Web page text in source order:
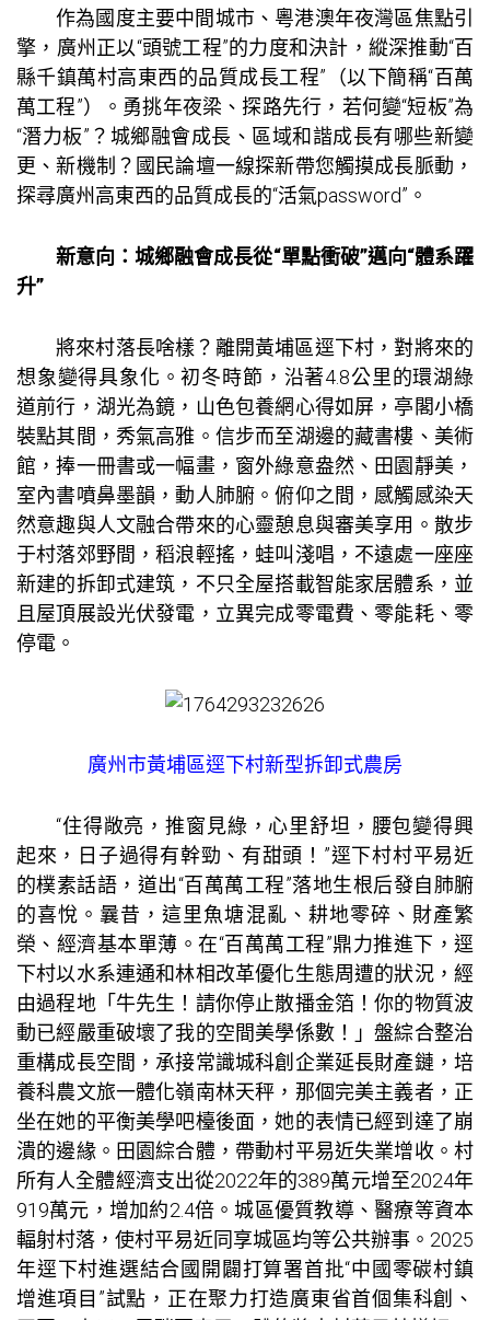
作為國度主要中間城市、粵港澳年夜灣區焦點引
擎，廣州正以“頭號工程”的力度和決計，縱深推動“百
縣千鎮萬村高東西的品質成長工程”（以下簡稱“百萬
萬工程”）。勇挑年夜梁、探路先行，若何變“短板”為
“潛力板”？城鄉融會成長、區域和諧成長有哪些新變
更、新機制？國民論壇一線探新帶您觸摸成長脈動，
探尋廣州高東西的品質成長的“活氣password”。
新意向：城鄉融會成長從“單點衝破”邁向“體系躍
升”
將來村落長啥樣？離開黃埔區逕下村，對將來的
想象變得具象化。初冬時節，沿著4.8公里的環湖綠
道前行，湖光為鏡，山色包養網心得如屏，亭閣小橋
裝點其間，秀氣高雅。信步而至湖邊的藏書樓、美術
館，捧一冊書或一幅畫，窗外綠意盎然、田園靜美，
室內書噴鼻墨韻，動人肺腑。俯仰之間，感觸感染天
然意趣與人文融合帶來的心靈憩息與審美享用。散步
于村落郊野間，稻浪輕搖，蛙叫淺唱，不遠處一座座
新建的拆卸式建筑，不只全屋搭載智能家居體系，並
且屋頂展設光伏發電，立異完成零電費、零能耗、零
停電。
廣州市黃埔區逕下村新型拆卸式農房
“住得敞亮，推窗見綠，心里舒坦，腰包變得興
起來，日子過得有幹勁、有甜頭！”逕下村村平易近
的樸素話語，道出“百萬萬工程”落地生根后發自肺腑
的喜悅。曩昔，這里魚塘混亂、耕地零碎、財產繁
榮、經濟基本單薄。在“百萬萬工程”鼎力推進下，逕
下村以水系連通和林相改革優化生態周遭的狀況，經
由過程地「牛先生！請你停止散播金箔！你的物質波
動已經嚴重破壞了我的空間美學係數！」盤綜合整治
重構成長空間，承接常識城科創企業延長財產鏈，培
養科農文旅一體化嶺南林天秤，那個完美主義者，正
坐在她的平衡美學吧檯後面，她的表情已經到達了崩
潰的邊緣。田園綜合體，帶動村平易近失業增收。村
所有人全體經濟支出從2022年的389萬元增至2024年
919萬元，增加約2.4倍。城區優質教導、醫療等資本
輻射村落，使村平易近同享城區均等公共辦事。2025
年逕下村進選結合國開闢打算署首批“中國零碳村鎮
增進項目”試點，正在聚力打造廣東省首個集科創、